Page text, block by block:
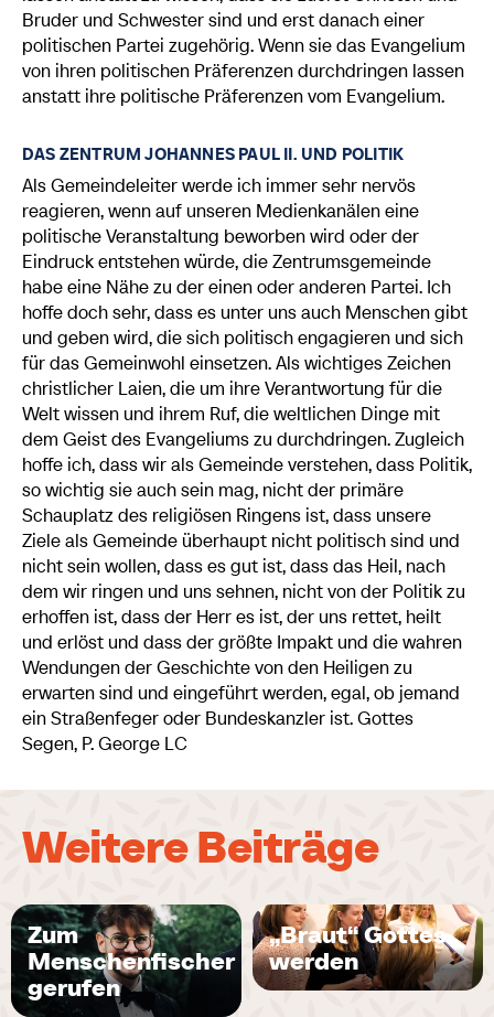
Bruder und Schwester sind und erst danach einer
politischen Partei zugehörig. Wenn sie das Evangelium
von ihren politischen Präferenzen durchdringen lassen
anstatt ihre politische Präferenzen vom Evangelium.
DAS ZENTRUM JOHANNES PAUL II. UND POLITIK
Als Gemeindeleiter werde ich immer sehr nervös
reagieren, wenn auf unseren Medienkanälen eine
politische Veranstaltung beworben wird oder der
Eindruck entstehen würde, die Zentrumsgemeinde
habe eine Nähe zu der einen oder anderen Partei. Ich
hoffe doch sehr, dass es unter uns auch Menschen gibt
und geben wird, die sich politisch engagieren und sich
für das Gemeinwohl einsetzen. Als wichtiges Zeichen
christlicher Laien, die um ihre Verantwortung für die
Welt wissen und ihrem Ruf, die weltlichen Dinge mit
dem Geist des Evangeliums zu durchdringen. Zugleich
hoffe ich, dass wir als Gemeinde verstehen, dass Politik,
so wichtig sie auch sein mag, nicht der primäre
Schauplatz des religiösen Ringens ist, dass unsere
Ziele als Gemeinde überhaupt nicht politisch sind und
nicht sein wollen, dass es gut ist, dass das Heil, nach
dem wir ringen und uns sehnen, nicht von der Politik zu
erhoffen ist, dass der Herr es ist, der uns rettet, heilt
und erlöst und dass der größte Impakt und die wahren
Wendungen der Geschichte von den Heiligen zu
erwarten sind und eingeführt werden, egal, ob jemand
ein Straßenfeger oder Bundeskanzler ist. Gottes
Segen, P. George LC
Weitere Beiträge
Zum
Menschenfischer
gerufen
„Braut“ Gottes
werden